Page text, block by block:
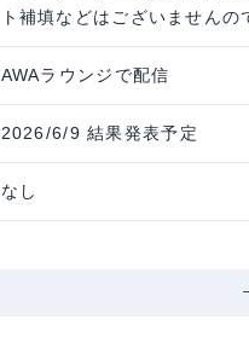
ト補填などはございませんの
AWAラウンジで配信
2026/6/9 結果発表予定
なし